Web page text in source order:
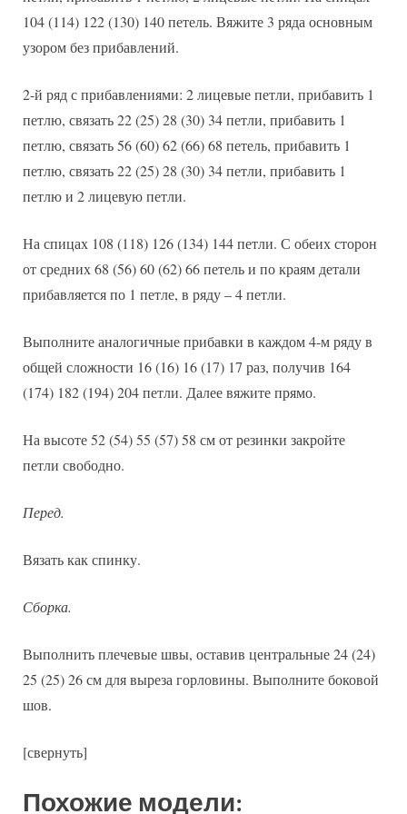
104 (114) 122 (130) 140 петель. Вяжите 3 ряда основным
узором без прибавлений.
2-й ряд с прибавлениями: 2 лицевые петли, прибавить 1
петлю, связать 22 (25) 28 (30) 34 петли, прибавить 1
петлю, связать 56 (60) 62 (66) 68 петель, прибавить 1
петлю, связать 22 (25) 28 (30) 34 петли, прибавить 1
петлю и 2 лицевую петли.
На спицах 108 (118) 126 (134) 144 петли. С обеих сторон
от средних 68 (56) 60 (62) 66 петель и по краям детали
прибавляется по 1 петле, в ряду – 4 петли.
Выполните аналогичные прибавки в каждом 4-м ряду в
общей сложности 16 (16) 16 (17) 17 раз, получив 164
(174) 182 (194) 204 петли. Далее вяжите прямо.
На высоте 52 (54) 55 (57) 58 см от резинки закройте
петли свободно.
Перед.
Вязать как спинку.
Сборка.
Выполнить плечевые швы, оставив центральные 24 (24)
25 (25) 26 см для выреза горловины. Выполните боковой
шов.
[свернуть]
Похожие модели: